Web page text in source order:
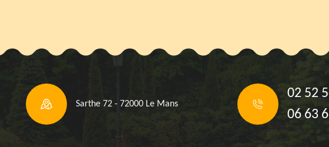
Sarthe 72 - 72000 Le Mans
02 52
06 63